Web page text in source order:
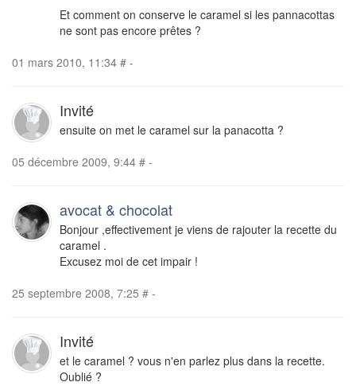
Et comment on conserve le caramel si les pannacottas
ne sont pas encore prêtes ?
01 mars 2010, 11:34 # -
Invité
ensuite on met le caramel sur la panacotta ?
05 décembre 2009, 9:44 # -
avocat & chocolat
Bonjour ,effectivement je viens de rajouter la recette du
caramel .
Excusez moi de cet impair !
25 septembre 2008, 7:25 # -
Invité
et le caramel ? vous n'en parlez plus dans la recette.
Oublié ?